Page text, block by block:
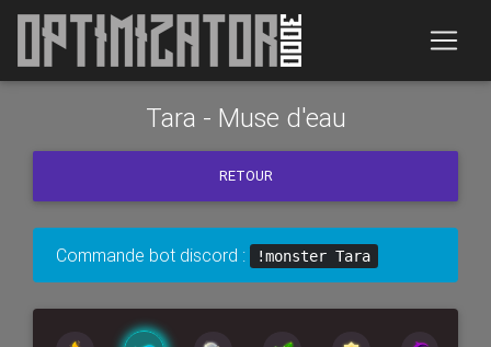
Tara - Muse d'eau
RETOUR
Commande bot discord : !monster Tara